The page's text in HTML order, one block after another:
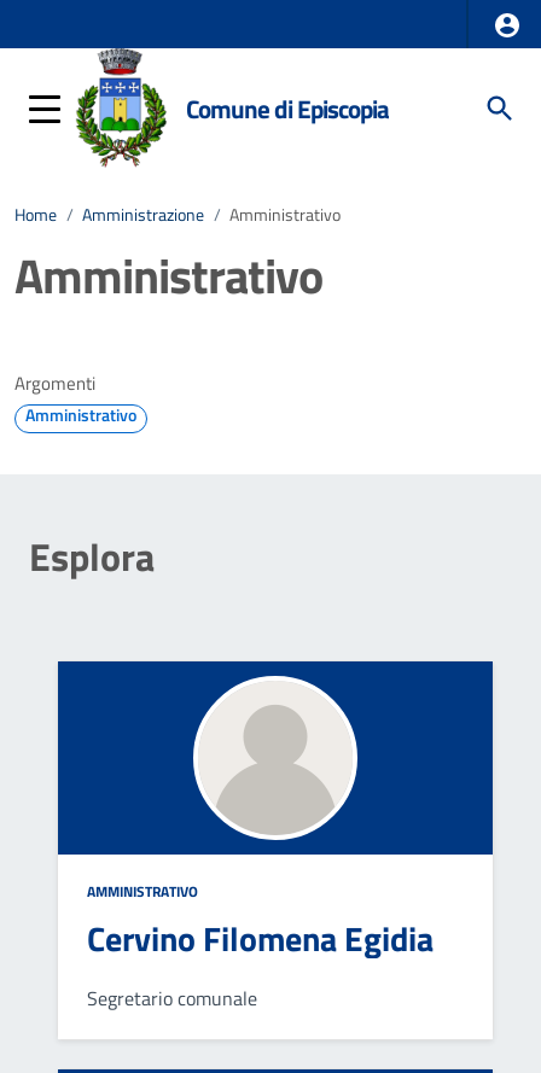
Comune di Episcopia
Home / Amministrazione / Amministrativo
Amministrativo
Argomenti
Amministrativo
Esplora
AMMINISTRATIVO
Cervino Filomena Egidia
Segretario comunale